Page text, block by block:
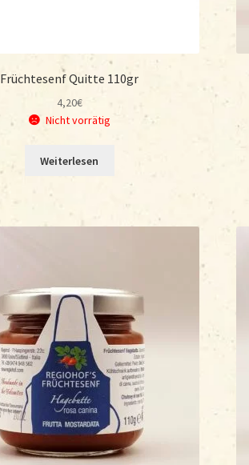
Früchtesenf Quitte 110gr
4,20€
Nicht vorrätig
Weiterlesen